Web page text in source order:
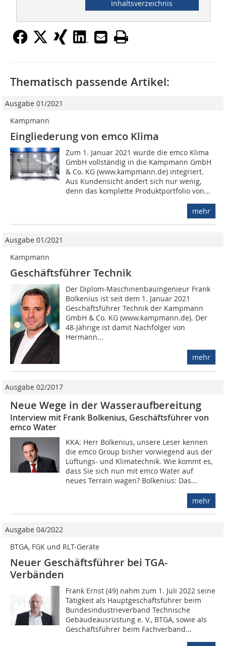
Inhaltsverzeichnis
Thematisch passende Artikel:
Ausgabe 01/2021
Kampmann
Eingliederung von emco Klima
Zum 1. Januar 2021 wurde die emco Klima
GmbH vollständig in die Kampmann GmbH
& Co. KG (www.kampmann.de) integriert.
Aus Kundensicht ändert sich nur wenig,
denn das komplette Produktportfolio von...
mehr
Ausgabe 01/2021
Kampmann
Geschäftsführer Technik
Der Diplom-Maschinenbauingenieur Frank
Bolkenius ist seit dem 1. Januar 2021
Geschäftsführer Technik der Kampmann
GmbH & Co. KG (www.kampmann.de). Der
48-Jährige ist damit Nachfolger von
Hermann...
mehr
Ausgabe 02/2017
Neue Wege in der Wasseraufbereitung
Interview mit Frank Bolkenius, Geschäftsführer von
emco Water
KKA: Herr Bolkenius, unsere Leser kennen
die emco Group bisher vorwiegend aus der
Lüftungs- und Klimatechnik. Wie kommt es,
dass Sie sich nun mit emco Water auf
neues Terrain wagen? Bolkenius: Das...
mehr
Ausgabe 04/2022
BTGA, FGK und RLT-Geräte
Neuer Geschäftsführer bei TGA-
Verbänden
Frank Ernst (49) nahm zum 1. Juli 2022 seine
Tätigkeit als Hauptgeschäftsführer beim
Bundesindustrieverband Technische
Gebäudeausrüstung e. V., BTGA, sowie als
Geschäftsführer beim Fachverband...